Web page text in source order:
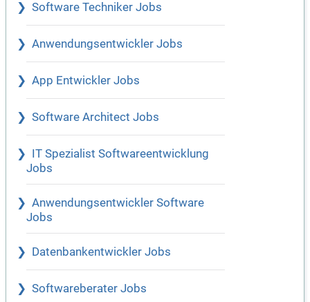
Software Techniker Jobs
Anwendungsentwickler Jobs
App Entwickler Jobs
Software Architect Jobs
IT Spezialist Softwareentwicklung
Jobs
Anwendungsentwickler Software
Jobs
Datenbankentwickler Jobs
Softwareberater Jobs